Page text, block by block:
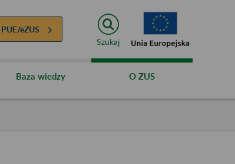
PUE/eZUS
Szukaj
Baza wiedzy O ZUS